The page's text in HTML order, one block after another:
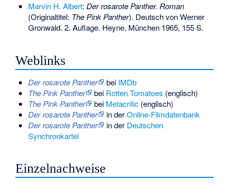
Marvin H. Albert: Der rosarote Panther. Roman
(Originaltitel: The Pink Panther). Deutsch von Werner
Gronwald. 2. Auflage. Heyne, München 1965, 155 S.
Weblinks
Der rosarote Panther bei IMDb
The Pink Panther
bei Rotten Tomatoes (englisch)
The Pink Panther
bei Metacritic(englisch)
Der rosarote Panther
in derOnline-Filmdatenbank
Der rosarote Panther
in der Deutschen
Synchronkartei
Einzelnachweise